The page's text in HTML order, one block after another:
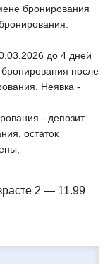
бронирования
до 4 дней
после
Неявка -
- депозит
остаток
2 — 11.99